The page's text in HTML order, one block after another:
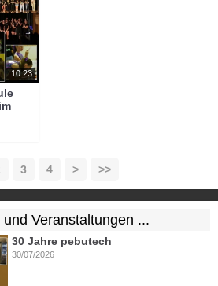
10:23
3 4 > >>
Veranstaltungen ...
30 Jahre pebutech
30/07/2026